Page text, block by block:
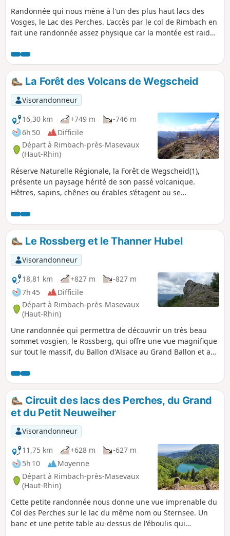
Randonnée qui nous mène à l'un des plus haut lacs des
Vosges, le Lac des Perches. L'accès par le col de Rimbach en
fait une randonnée assez physique car la montée est raide.
sens l'un des plus beaux du massif et, comme il n'est
accessible qu'à pied, il est de plus bien préservé.
La Forêt des Volcans de Wegscheid
Visorandonneur
16,30 km
+749 m
-746 m
6h 50
Difficile
Départ à Rimbach-près-Masevaux
(Haut-Rhin)
Réserve Naturelle Régionale, la Forêt de Wegscheid(1),
présente un paysage hérité de son passé volcanique.
Hêtres, sapins, chênes ou érables s’étagent ou se
accidentée, parsemée de roches volcaniques et surplombée
par les Rochers du Vogelstein. Après des sentiers tortueux
pour découvrir ces curiosités, la randonnée mène dans les
grands espaces à la lumière des chaumes du Rossberg et
du Belacker aux vues panoramiques exceptionnelles.
Le Rossberg et le Thanner Hubel
Visorandonneur
18,81 km
+827 m
-827 m
7h 45
Difficile
Départ à Rimbach-près-Masevaux
(Haut-Rhin)
Une randonnée qui permettra de découvrir un très beau
sommet vosgien, le Rossberg, qui offre une vue magnifique
sur tout le massif, du Ballon d'Alsace au Grand Ballon et au
Alpes. Endroit qui reste préservé des voitures et des foules
car aucune route n'y mène !
Circuit des lacs des Perches, du Grand
et du Petit Neuweiher
Visorandonneur
11,75 km
+628 m
-627 m
5h 10
Moyenne
Départ à Rimbach-près-Masevaux
(Haut-Rhin)
Cette petite randonnée nous donne une vue imprenable du
Col des Perches sur le lac du même nom ou Sternsee. Un
banc et une petite table au-dessus de l'éboulis qui